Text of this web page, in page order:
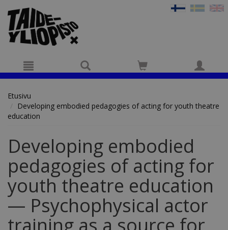
Etusivu
Developing embodied pedagogies of acting for youth theatre
education
Developing embodied
pedagogies of acting for
youth theatre education
— Psychophysical actor